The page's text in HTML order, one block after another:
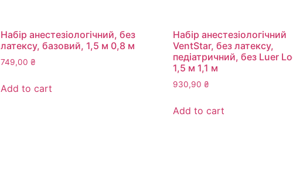
Набір анестезіологічний, без
латексу, базовий, 1,5 м 0,8 м
749,00 ₴
Add to cart
Набір анестезіологічний
VentStar, без латексу,
педіатричний, без Luer
1,5 м 1,1 м
930,90₴
Add to cart